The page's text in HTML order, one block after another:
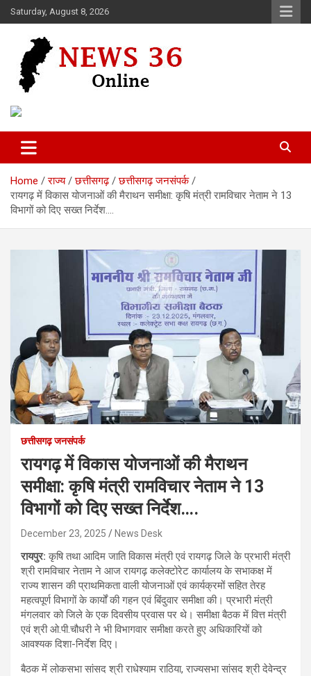
Skip
to
Saturday, August 8, 2026
News 36
Home राज्य छत्तीसगढ़
छत्तीसगढ़ जनसंपर्क
रायगढ़ में विकास योजनाओं की मैराथन समीक्षा: कृषि मंत्री रामविचार नेताम ने 13
विभागों को दिए सख्त निर्देश….
छत्तीसगढ़ जनसंपर्क
रायगढ़ में विकास योजनाओं की मैराथन
समीक्षा: कृषि मंत्री रामविचार नेताम ने 13
विभागों को दिए सख्त निर्देश….
December 23, 2025 News Desk
रायपुर:कृषि तथा आदिम जाति विकास मंत्री एवं रायगढ़ जिले के प्रभारी मंत्री
श्री रामविचार नेताम ने आज रायगढ़ कलेक्टोरेट कार्यालय के सभाकक्ष में
राज्य शासन की प्राथमिकता वाली योजनाओं एवं कार्यक्रमों सहित तेरह
महत्वपूर्ण विभागों के कार्यों की गहन एवं बिंदुवार समीक्षा की। प्रभारी मंत्री
मंगलवार को जिले के एक दिवसीय प्रवास पर थे। समीक्षा बैठक में वित्त मंत्री
एवं श्री ओ.पी.चौधरी ने भी विभागवार समीक्षा करते हुए अधिकारियों को
आवश्यक दिशा-निर्देश दिए।
बैठक में लोकसभा सांसद श्री राधेश्याम राठिया, राज्यसभा सांसद श्री देवेन्द्र